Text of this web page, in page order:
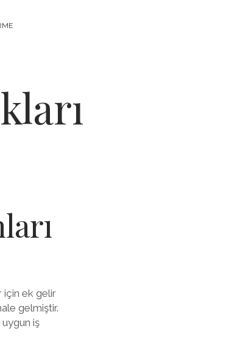
için ek gelir
gelmiştir.
iş